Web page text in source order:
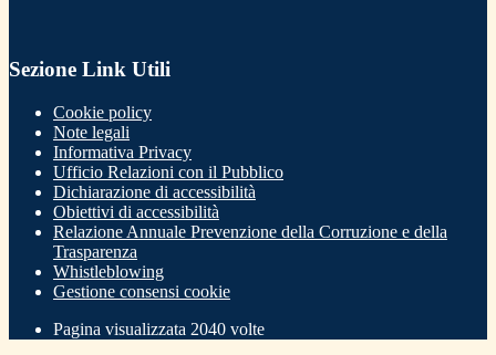
Sezione Link Utili
Cookie policy
Note legali
Informativa Privacy
Ufficio Relazioni con il Pubblico
Dichiarazione di accessibilità
Obiettivi di accessibilità
Relazione Annuale Prevenzione della Corruzione e della
Trasparenza
Whistleblowing
Gestione consensi cookie
Pagina visualizzata 2040 volte